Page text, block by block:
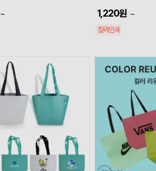
~ 1,220원 ~
칼라인쇄